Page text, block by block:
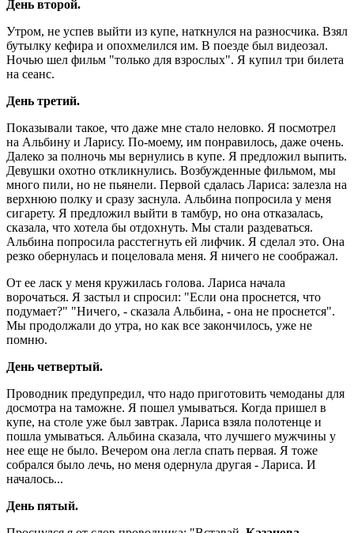
День второй.
Утром, не успев выйти из купе, наткнулся на разносчика. Взял
бутылку кефира и опохмелился им. В поезде был видеозал.
Ночью шел фильм "только для взрослых". Я купил три билета
на сеанс.
День третий.
Показывали такое, что даже мне стало неловко. Я посмотрел
на Альбину и Ларису. По-моему, им понравилось, даже очень.
Далеко за полночь мы вернулись в купе. Я предложил выпить.
Девушки охотно откликнулись. Возбужденные фильмом, мы
много пили, но не пьянели. Первой сдалась Лариса: залезла на
верхнюю полку и сразу заснула. Альбина попросила у меня
сигарету. Я предложил выйти в тамбур, но она отказалась,
сказала, что хотела бы отдохнуть. Мы стали раздеваться.
Альбина попросила расстегнуть ей лифчик. Я сделал это. Она
резко обернулась и поцеловала меня. Я ничего не соображал.
От ее ласк у меня кружилась голова. Лариса начала
ворочаться. Я застыл и спросил: "Если она проснется, что
подумает?" "Ничего, - сказала Альбина, - она не проснется".
Мы продолжали до утра, но как все закончилось, уже не
помню.
День четвертый.
Проводник предупредил, что надо приготовить чемоданы для
досмотра на таможне. Я пошел умываться. Когда пришел в
купе, на столе уже был завтрак. Лариса взяла полотенце и
пошла умываться. Альбина сказала, что лучшего мужчины у
нее еще не было. Вечером она легла спать первая. Я тоже
собрался было лечь, но меня одернула другая - Лариса. И
началось...
День пятый.